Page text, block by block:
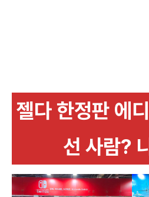
젤다 한정판 에
선 사람?